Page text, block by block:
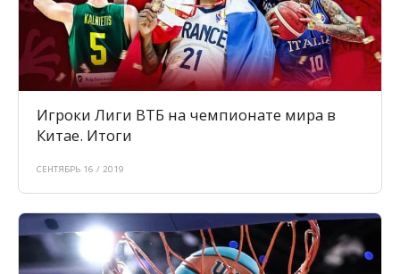
Игроки Лиги ВТБ на чемпионате мира в
Китае. Итоги
СЕНТЯБРЬ 16 / 2019